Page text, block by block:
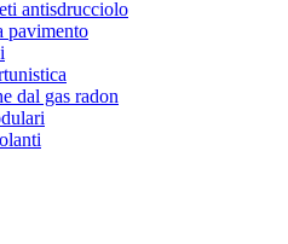
antisdrucciolo
pavimento
dal gas radon